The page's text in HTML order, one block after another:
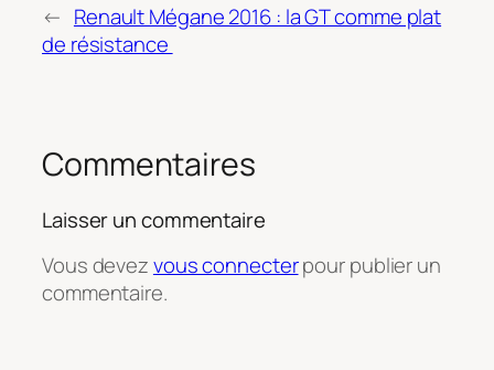
← Renault Mégane 2016 : la GT comme plat
de résistance
Commentaires
Laisser un commentaire
Vous devezvous connecterpour publier un
commentaire.